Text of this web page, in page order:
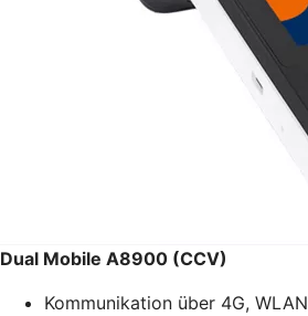
Dual Mobile A8900 (CCV)
Kommunikation über 4G, WLAN